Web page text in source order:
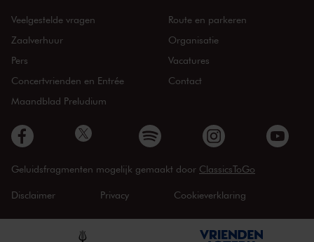
Veelgestelde vragen
Zaalverhuur
Pers
Concertvrienden en Entrée
Maandblad Preludium
Route en parkeren
Organisatie
Vacatures
Contact
Geluidsfragmenten mogelijk gemaakt door ClassicsToGo
Disclaimer Privacy Cookieverklaring